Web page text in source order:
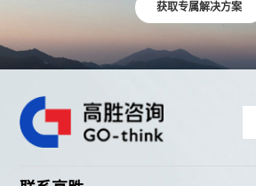
获取专属解决方案